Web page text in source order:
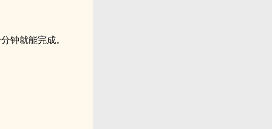
钟就能完成。